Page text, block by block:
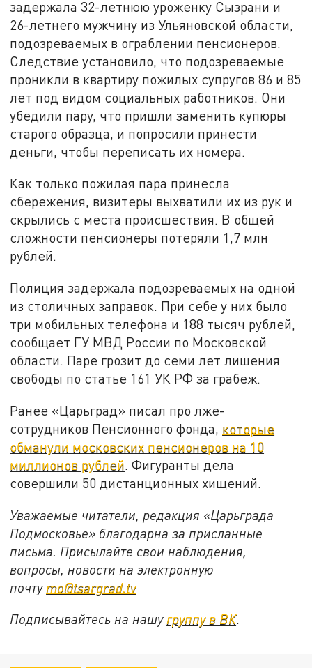
задержала 32-летнюю уроженку Сызрани и
26-летнего мужчину из Ульяновской области,
подозреваемых в ограблении пенсионеров.
Следствие установило, что подозреваемые
проникли в квартиру пожилых супругов 86 и 85
лет под видом социальных работников. Они
убедили пару, что пришли заменить купюры
старого образца, и попросили принести
деньги, чтобы переписать их номера.
Как только пожилая пара принесла
сбережения, визитеры выхватили их из рук и
скрылись с места происшествия. В общей
сложности пенсионеры потеряли 1,7 млн
рублей.
Полиция задержала подозреваемых на одной
из столичных заправок. При себе у них было
три мобильных телефона и 188 тысяч рублей,
сообщает ГУ МВД России по Московской
области. Паре грозит до семи лет лишения
свободы по статье 161 УК РФ за грабеж.
Ранее «Царьград» писал про лже-
сотрудников Пенсионного фонда, которые
обманули московских пенсионеров на 10
миллионов рублей. Фигуранты дела
совершили 50 дистанционных хищений.
Уважаемые читатели, редакция «Царьграда
Подмосковье» благодарна за присланные
письма. Присылайте свои наблюдения,
вопросы, новости на электронную
почту mo@tsargrad.tv
Подписывайтесь на нашу группу в ВК.